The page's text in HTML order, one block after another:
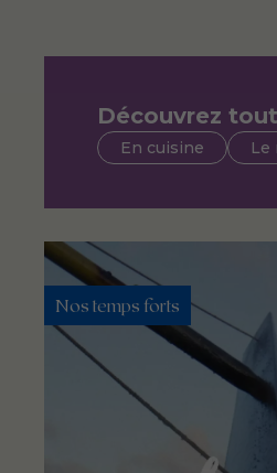
Découvrez
En cuisine Le
Nos temps forts